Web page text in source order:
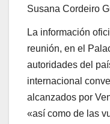
Susana Cordeiro
La información
reunión, en el
autoridades del
internacional
alcanzados por
«así como de las